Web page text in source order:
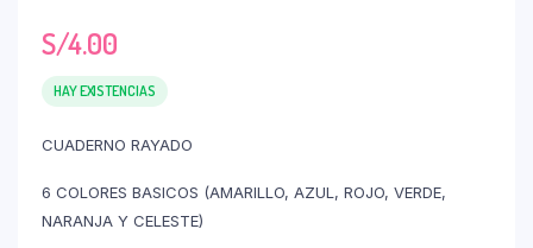
S/4.00
HAY EXISTENCIAS
CUADERNO RAYADO
6 COLORES BASICOS (AMARILLO, AZUL, ROJO, VERDE,
NARANJA Y CELESTE)